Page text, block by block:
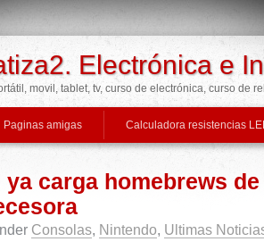
Electrónica e
movil, tablet, tv, curso de electrónica, curso de
Paginas amigas Calculadora resistencias
ya carga homebrews
Consolas, Nintendo, Ultimas